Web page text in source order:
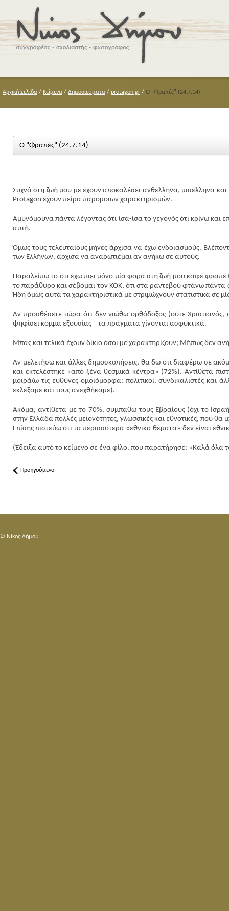
Αρχική Σελίδα / Κείμενα / Δημοσιεύματα / protagon.gr / Ο "Φραπές" (24.7.14)
Ο "Φραπές" (24.7.14)
Συχνά στη ζωή μου με έχουν αποκαλέσει ανθέλληνα, μισέλληνα
Protagon έχουν πείρα παρόμοιων χαρακτηρισμών.
Αμυνόμουνα πάντα λέγοντας ότι ίσα-ίσα το γεγονός ότι κρίνω και
αυτή.
Όμως τους τελευταίους μήνες άρχισα να έχω ενδοιασμούς.
των Ελλήνων, άρχισα να αναρωτιέμαι αν ανήκω σε αυτούς.
Παραλείπω το ότι έχω πιει μόνο μία φορά στη ζωή μου καφέ
το παράθυρο και σέβομαι τον ΚΟΚ, ότι στα ραντεβού φτάνω
Ήδη όμως αυτά τα χαρακτηριστικά με στριμώχνουν στατιστικά σε
Αν προσθέσετε τώρα ότι δεν νιώθω ορθόδοξος (ούτε Χριστιανός,
ψηφίσει κόμμα εξουσίας – τα πράγματα γίνονται ασφυκτικά.
Μπας και τελικά έχουν δίκιο όσοι με χαρακτηρίζουν; Μήπως δεν
Αν μελετήσω και άλλες δημοσκοπήσεις, θα δω ότι διαφέρω σε
και εκτελέστηκε «από ξένα θεσμικά κέντρα» (72%). Αντίθετα
μοιράζω τις ευθύνες ομοιόμορφα: πολιτικοί, συνδικαλιστές και
εκλέξαμε και τους ανεχθήκαμε).
Ακόμα, αντίθετα με το 70%, συμπαθώ τους Εβραίους (όχι το
στην Ελλάδα πολλές μειονότητες, γλωσσικές και εθνοτικές, που
Επίσης πιστεύω ότι τα περισσότερα «εθνικά θέματα» δεν είναι
(Έδειξα αυτό το κείμενο σε ένα φίλο, που παρατήρησε: «Καλά όλα
Προηγούμενο
© Nίκος Δήμου